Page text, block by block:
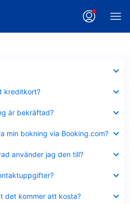
kreditkort?
är bekräftad?
min bokning via Booking.com?
använder jag den till?
det kommer att kosta?